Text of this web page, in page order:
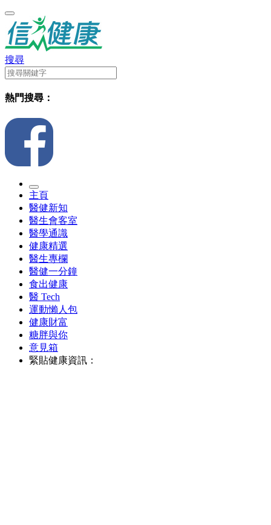
搜尋
熱門搜尋：
主頁
醫健新知
醫生會客室
醫學通識
健康精選
醫生專欄
醫健一分鐘
食出健康
醫 Tech
運動懶人包
健康財富
糖胖與你
意見箱
緊貼健康資訊：